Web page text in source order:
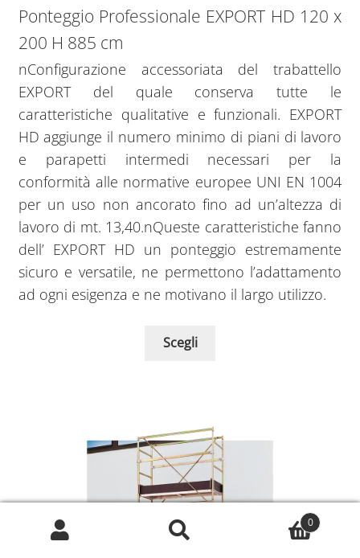
Ponteggio Professionale EXPORT HD 120 x
200 H 885 cm
nConfigurazione accessoriata del trabattello
EXPORT del quale conserva tutte le
caratteristiche qualitative e funzionali. EXPORT
HD aggiunge il numero minimo di piani di lavoro
e parapetti intermedi necessari per la
conformità alle normative europee UNI EN 1004
per un uso non ancorato fino ad un’altezza di
lavoro di mt. 13,40.nQueste caratteristiche fanno
dell’ EXPORT HD un ponteggio estremamente
sicuro e versatile, ne permettono l’adattamento
ad ogni esigenza e ne motivano il largo utilizzo.
Scegli
0